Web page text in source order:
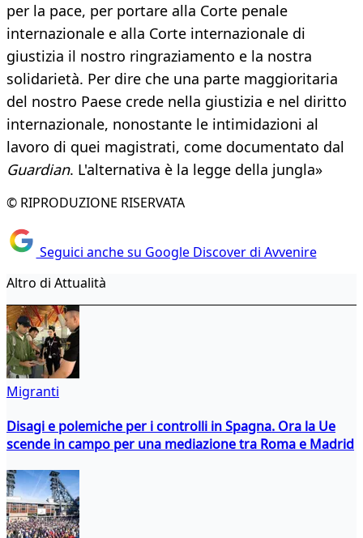
per la pace, per portare alla Corte penale
internazionale e alla Corte internazionale di
giustizia il nostro ringraziamento e la nostra
solidarietà. Per dire che una parte maggioritaria
del nostro Paese crede nella giustizia e nel diritto
internazionale, nonostante le intimidazioni al
lavoro di quei magistrati, come documentato dal
Guardian. L'alternativa è la legge della jungla»
© RIPRODUZIONE RISERVATA
Seguici anche su Google Discover di Avvenire
Altro di Attualità
Migranti
Disagi e polemiche per i controlli in Spagna. Ora la Ue
scende in campo per una mediazione tra Roma e Madrid